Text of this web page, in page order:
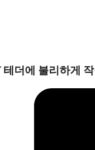
더에 불리하게